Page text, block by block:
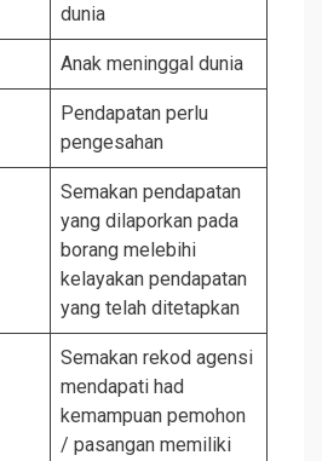
dunia
Anak meninggal dunia
Pendapatan perlu
pengesahan
Semakan pendapatan
yang dilaporkan pada
borang melebihi
kelayakan pendapatan
yang telah ditetapkan
Semakan rekod agensi
mendapati had
kemampuan pemohon
/ pasangan memiliki